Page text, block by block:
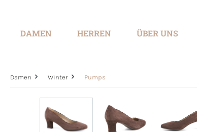
DAMEN HERREN ÜBER UNS
Damen Winter Pumps
Bildergalerie überspringen